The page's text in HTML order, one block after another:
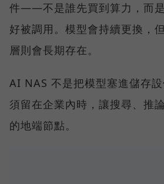
件——不是誰先買到算力，而
好被調用。模型會持續更換，
層則會長期存在。
AI NAS 不是把模型塞進儲存
須留在企業內時，讓搜尋、推
的地端節點。